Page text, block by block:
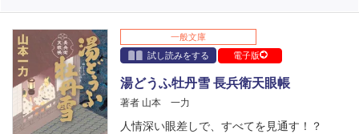
一般文庫
試し読みをする
電子版
湯どうふ牡丹雪 長兵衛天眼帳
著者 山本 一力
人情深い眼差しで、すべてを見通す！？